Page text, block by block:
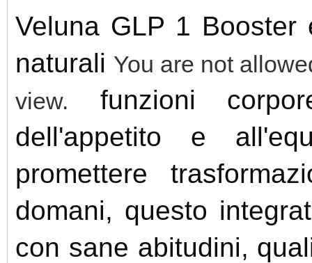
Veluna GLP 1 Booster
naturali You are not
view.
funzioni
dell'appetito e
promettere
domani, questo
con sane abitudini,